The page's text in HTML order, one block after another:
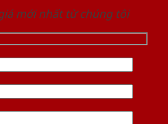
mới nhất từ chúng tôi